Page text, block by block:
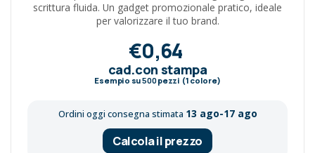
scrittura fluida. Un gadget promozionale pratico, ideale
per valorizzare il tuo brand.
€0,64
cad.con stampa
Esempio su500pezzi (1 colore)
Ordini oggi consegna stimata 13 ago-17 ago
Calcola il prezzo